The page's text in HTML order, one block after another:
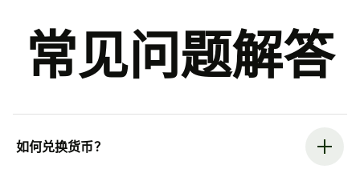
常见问题解答
如何兑换货币？